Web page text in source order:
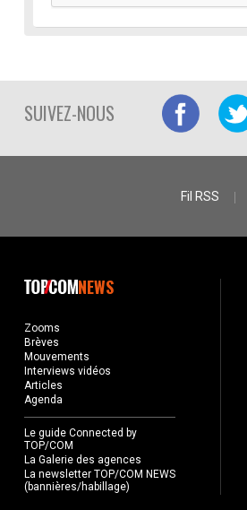
SUIVEZ-NOUS
Fil RSS
NEWS
Zooms
Brèves
Mouvements
Interviews vidéos
Articles
Agenda
Le guide Connected by
TOP/COM
La Galerie des agences
La newsletter TOP/COM NEWS
(bannières/habillage)